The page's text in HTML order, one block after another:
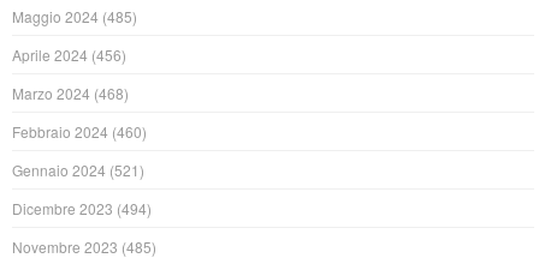
Maggio 2024 (485)
Aprile 2024 (456)
Marzo 2024 (468)
Febbraio 2024 (460)
Gennaio 2024 (521)
Dicembre 2023 (494)
Novembre 2023 (485)